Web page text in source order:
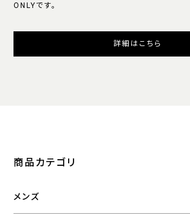
ONLYです。
詳細はこちら
商品カテゴリ
メンズ